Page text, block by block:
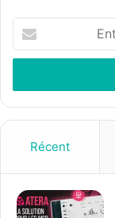
t
e
z
r
e
a
Récent